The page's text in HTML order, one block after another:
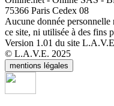
75366 Paris Cedex 08
Aucune donnée
ce site, ni utilisée à des fins
Version 1.01 du site
© L.A.V.E. 2025
mentions légales